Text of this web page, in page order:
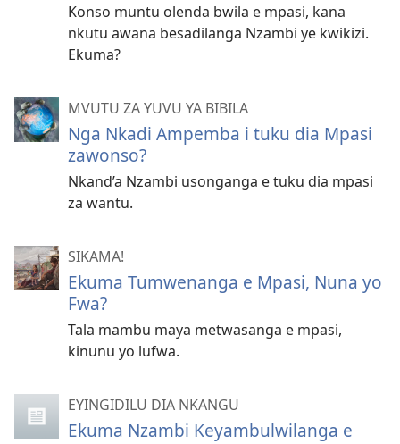
Konso muntu olenda bwila e mpasi, kana
nkutu awana besadilanga Nzambi ye kwikizi.
Ekuma?
MVUTU ZA YUVU YA BIBILA
Nga Nkadi Ampemba i tuku dia Mpasi
zawonso?
Nkand’a Nzambi usonganga e tuku dia mpasi
za wantu.
SIKAMA!
Ekuma Tumwenanga e Mpasi, Nuna yo
Fwa?
Tala mambu maya metwasanga e mpasi,
kinunu yo lufwa.
EYINGIDILU DIA NKANGU
Ekuma Nzambi Keyambulwilanga e